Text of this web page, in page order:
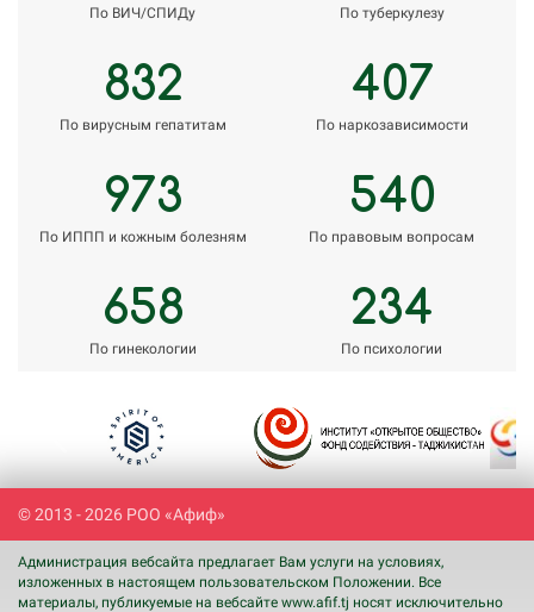
По ВИЧ/СПИДу По туберкулезу
832
По вирусным гепатитам
407
По наркозависимости
973
По ИППП и кожным болезням
540
По правовым вопросам
658
По гинекологии
234
По психологии
Next
© 2013 - 2026 РОО «Афиф»
Администрация вебсайта предлагает Вам услуги на условиях,
изложенных в настоящем пользовательском Положении. Все
материалы, публикуемые на вебсайте www.afif.tj носят исключительно